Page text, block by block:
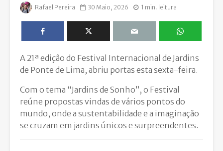
Rafael Pereira 30 Maio, 2026 1 min. leitura
A 21ª edição do Festival Internacional de Jardins
de Ponte de Lima, abriu portas esta sexta-feira.
Com o tema “Jardins de Sonho”, o Festival
reúne propostas vindas de vários pontos do
mundo, onde a sustentabilidade e a imaginação
se cruzam em jardins únicos e surpreendentes.